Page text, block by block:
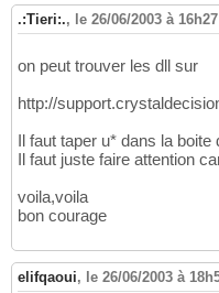
.:Tieri:., le 26/06/2003 à 16h27
on peut trouver les dll sur
http://
Il faut taper u* dans la
Il faut juste faire attention
voila,voila
bon courage
elifqaoui, le 26/06/2003 à